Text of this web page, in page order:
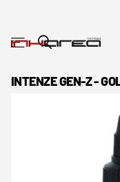
INTENZE GEN-Z -